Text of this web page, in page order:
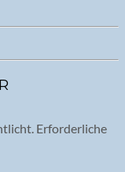
Erforderliche